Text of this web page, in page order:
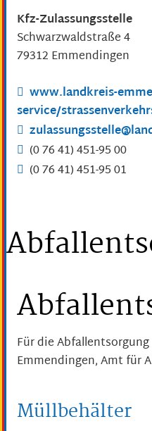
Kfz-Zulassungsstelle
Schwarzwaldstraße 4
79312 Emmendingen
www.landkreis-
service/
(07641) 451-9500
(07641) 451-9501
Für die
Emmendingen, Amt für
Müllbehälter